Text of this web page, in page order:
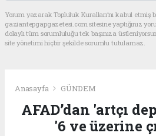
Yorum yazarak Topluluk Kuralları’nı kabul etmiş
gaziantepgapgazetesi.com sitesine yaptığınız
dolaylı tüm sorumluluğu tek başınıza
site yönetimi hiçbir şekilde sorumlu tutulamaz.
Anasayfa GÜNDEM
AFAD’dan 'artçı
'6 ve üzerine